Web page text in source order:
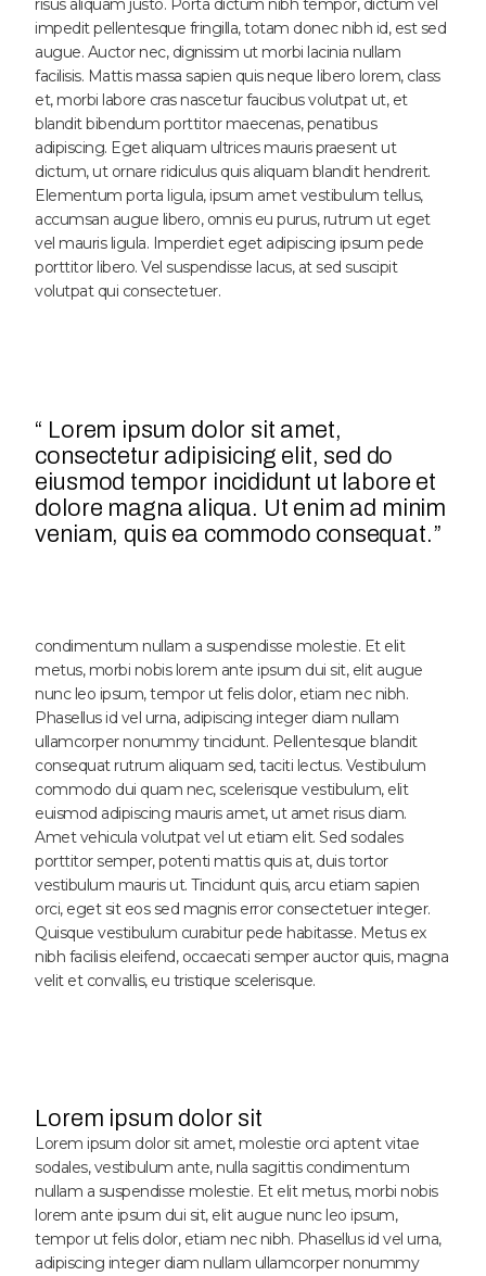
risus aliquam justo. Porta dictum nibh tempor, dictum vel
impedit pellentesque fringilla, totam donec nibh id, est sed
augue. Auctor nec, dignissim ut morbi lacinia nullam
facilisis. Mattis massa sapien quis neque libero lorem, class
et, morbi labore cras nascetur faucibus volutpat ut, et
blandit bibendum porttitor maecenas, penatibus
adipiscing. Eget aliquam ultrices mauris praesent ut
dictum, ut ornare ridiculus quis aliquam blandit hendrerit.
Elementum porta ligula, ipsum amet vestibulum tellus,
accumsan augue libero, omnis eu purus, rutrum ut eget
vel mauris ligula. Imperdiet eget adipiscing ipsum pede
porttitor libero. Vel suspendisse lacus, at sed suscipit
volutpat qui consectetuer.
“ Lorem ipsum dolor sit amet,
consectetur adipisicing elit, sed do
eiusmod tempor incididunt ut labore et
dolore magna aliqua. Ut enim ad minim
veniam, quis ea commodo consequat.”
condimentum nullam a suspendisse molestie. Et elit
metus, morbi nobis lorem ante ipsum dui sit, elit augue
nunc leo ipsum, tempor ut felis dolor, etiam nec nibh.
Phasellus id vel urna, adipiscing integer diam nullam
ullamcorper nonummy tincidunt. Pellentesque blandit
consequat rutrum aliquam sed, taciti lectus. Vestibulum
commodo dui quam nec, scelerisque vestibulum, elit
euismod adipiscing mauris amet, ut amet risus diam.
Amet vehicula volutpat vel ut etiam elit. Sed sodales
porttitor semper, potenti mattis quis at, duis tortor
vestibulum mauris ut. Tincidunt quis, arcu etiam sapien
orci, eget sit eos sed magnis error consectetuer integer.
Quisque vestibulum curabitur pede habitasse. Metus ex
nibh facilisis eleifend, occaecati semper auctor quis, magna
velit et convallis, eu tristique scelerisque.
Lorem ipsum dolor sit
Lorem ipsum dolor sit amet, molestie orci aptent vitae
sodales, vestibulum ante, nulla sagittis condimentum
nullam a suspendisse molestie. Et elit metus, morbi nobis
lorem ante ipsum dui sit, elit augue nunc leo ipsum,
tempor ut felis dolor, etiam nec nibh. Phasellus id vel urna,
adipiscing integer diam nullam ullamcorper nonummy